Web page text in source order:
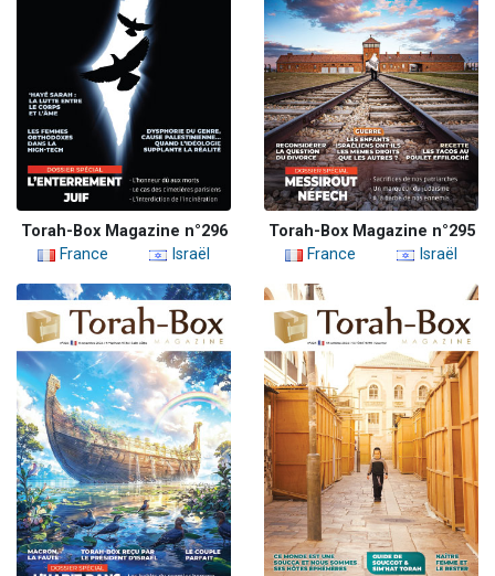
Torah-Box Magazine n°296
France
Israël
Torah-Box Magazine n°295
France
Israël